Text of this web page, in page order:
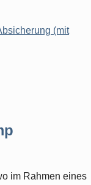
(mit
im Rahmen eines